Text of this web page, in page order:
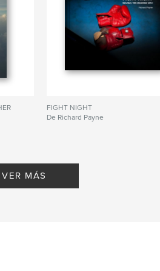
FIGHT NIGHT
De Richard Payne
VER MÁS